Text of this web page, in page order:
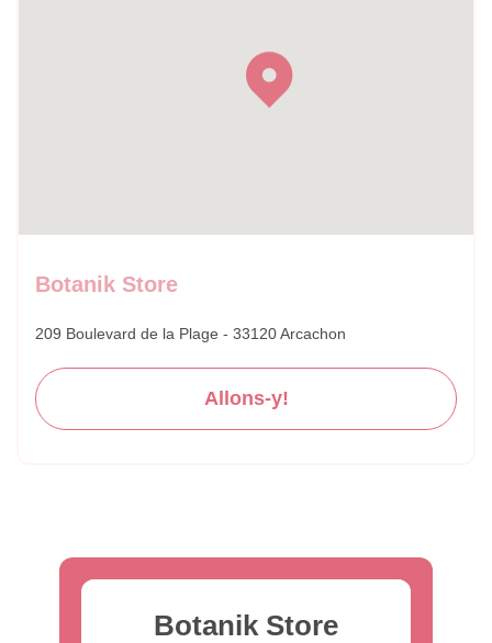
Botanik Store
209 Boulevard de la Plage - 33120 Arcachon
Allons-y!
Botanik Store